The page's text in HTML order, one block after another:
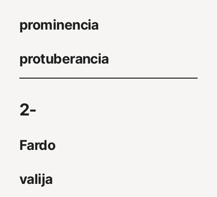
prominencia
protuberancia
2-
Fardo
valija